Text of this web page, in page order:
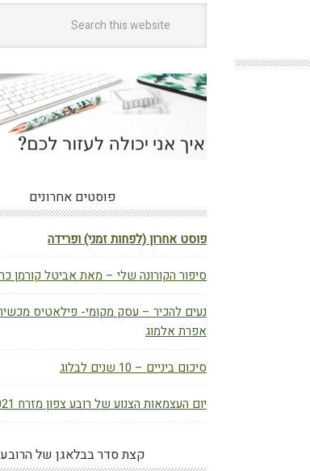
פוסטים אחרונים
פוסט אחרון (לפחות זמני) ופרידה
סיפור הקורונה שלי – מאת אביטל קורמן
נעים להכיר – עסק מקומי- פילאטיס
אפרת אלמוג
סיכום ביניים – 10 שנים לבלוג
יום העצמאות הצנוע של רובע צפון מזרח 2021
קצת סדר בבלאגן של הרובע